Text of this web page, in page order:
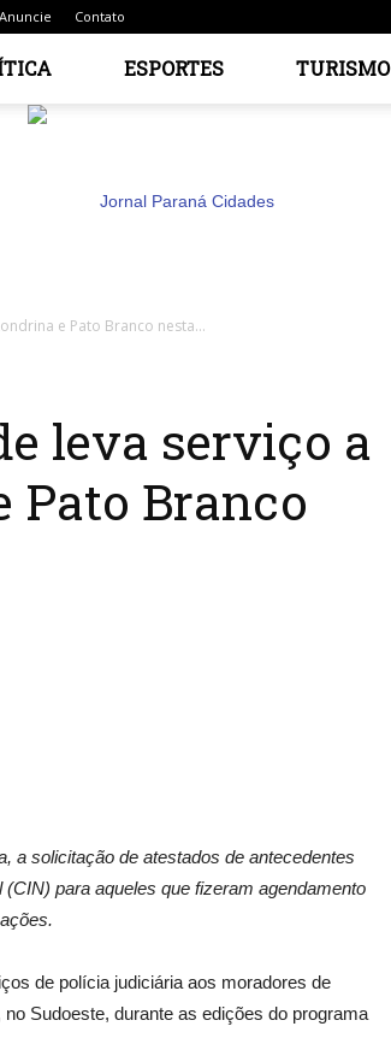
Anuncie Contato
ESPORTES TURISMO
e Pato Branco nesta...
leva serviço a
Pato Branco
a solicitação de atestados de antecedentes
para aqueles que fizeram agendamento
de polícia judiciária aos moradores de
Sudoeste, durante as edições do programa